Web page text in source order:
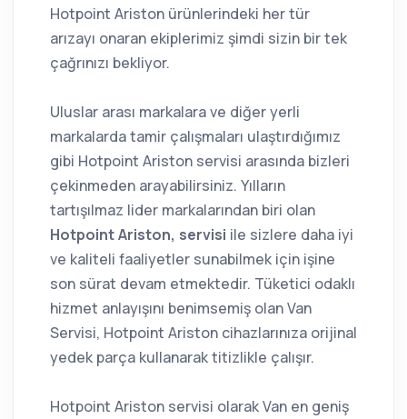
Hotpoint Ariston ürünlerindeki her tür
arızayı onaran ekiplerimiz şimdi sizin bir tek
çağrınızı bekliyor.
Uluslar arası markalara ve diğer yerli
markalarda tamir çalışmaları ulaştırdığımız
gibi Hotpoint Ariston servisi arasında bizleri
çekinmeden arayabilirsiniz. Yılların
tartışılmaz lider markalarından biri olan
Hotpoint Ariston, servisi ile sizlere daha iyi
ve kaliteli faaliyetler sunabilmek için işine
son sürat devam etmektedir. Tüketici odaklı
hizmet anlayışını benimsemiş olan Van
Servisi, Hotpoint Ariston cihazlarınıza orijinal
yedek parça kullanarak titizlikle çalışır.
Hotpoint Ariston servisi olarak Van en geniş